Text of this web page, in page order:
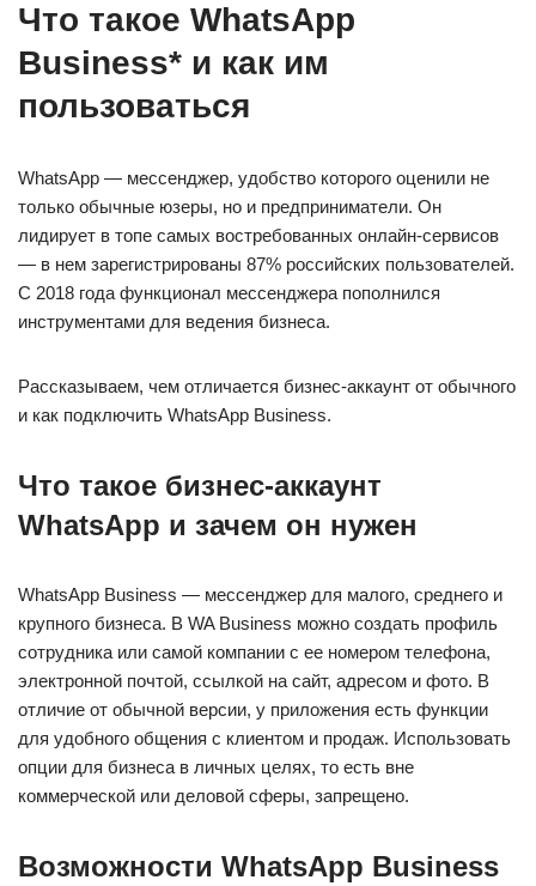
Что такое WhatsApp
Business* и как им
пользоваться
WhatsApp — мессенджер, удобство которого оценили не
только обычные юзеры, но и предприниматели. Он
лидирует в топе самых востребованных онлайн-сервисов
— в нем зарегистрированы 87% российских пользователей.
С 2018 года функционал мессенджера пополнился
инструментами для ведения бизнеса.
Рассказываем, чем отличается бизнес-аккаунт от обычного
и как подключить WhatsApp Business.
Что такое бизнес-аккаунт
WhatsApp и зачем он нужен
WhatsApp Business — мессенджер для малого, среднего и
крупного бизнеса. В WA Business можно создать профиль
сотрудника или самой компании с ее номером телефона,
электронной почтой, ссылкой на сайт, адресом и фото. В
отличие от обычной версии, у приложения есть функции
для удобного общения с клиентом и продаж. Использовать
опции для бизнеса в личных целях, то есть вне
коммерческой или деловой сферы, запрещено.
Возможности WhatsApp Business